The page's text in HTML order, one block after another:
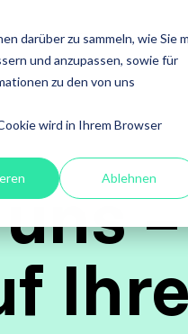
darüber zu sammeln, wie Sie
und anzupassen, sowie für
zu den von uns
wird in Ihrem Browser
Ablehnen
Leistungen
für Jira
Xray
Xray für
Xray für
ÜBER UNS
–